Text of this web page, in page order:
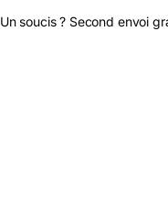
Un soucis ? Second envoi